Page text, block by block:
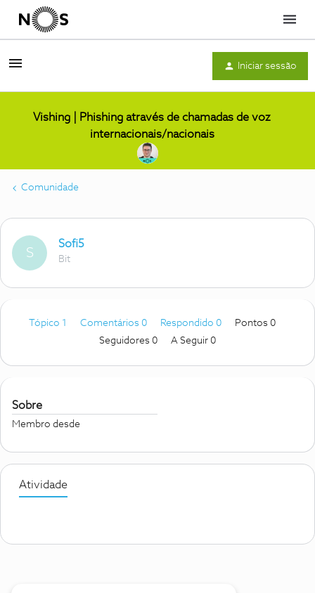
Menu
Iniciar sessão
Vishing | Phishing através de chamadas de voz
internacionais/nacionais
Comunidade
S
Sofi5
Bit
Tópico 1 Comentários 0 Respondido 0
Pontos 0
Seguidores 0 A Seguir 0
Sobre
Membro desde
Atividade